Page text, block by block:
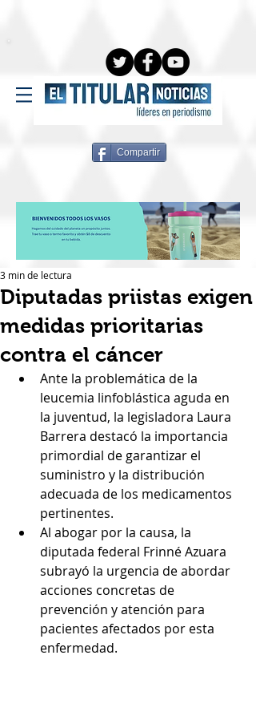
Compartir
Diputadas priistas exigen
medidas prioritarias
contra el cáncer
3 min de lectura
Ante la problemática de la
leucemia linfoblástica aguda en
la juventud, la legisladora Laura
Barrera destacó la importancia
primordial de garantizar el
suministro y la distribución
adecuada de los medicamentos
pertinentes.
Al abogar por la causa, la
diputada federal Frinné Azuara
subrayó la urgencia de abordar
acciones concretas de
prevención y atención para
pacientes afectados por esta
enfermedad.